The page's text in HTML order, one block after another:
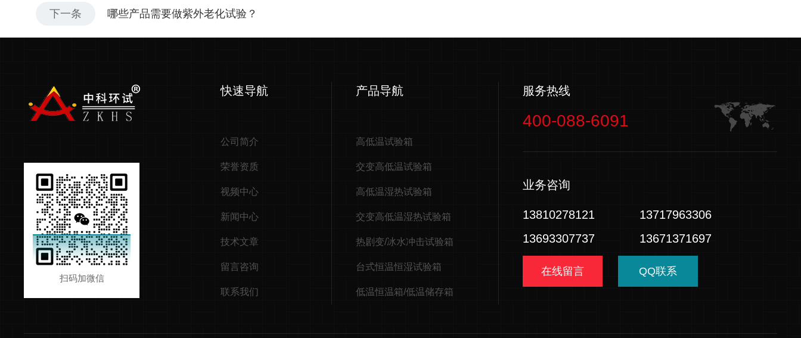
下一条 哪些产品需要做紫外老化试验？
扫码加微信
快速导航
公司简介
荣誉资质
视频中心
新闻中心
技术文章
留言咨询
联系我们
产品导航
高低温试验箱
交变高低温试验箱
高低温湿热试验箱
交变高低温湿热试验箱
热剧变/冰水冲击试验箱
台式恒温恒湿试验箱
低温恒温箱/低温储存箱
服务热线
400-088-6091
业务咨询
13810278121
13717963306
13693307737
13671371697
在线留言 QQ联系